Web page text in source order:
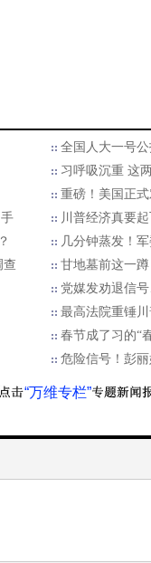
全国人大一号
习呼吸沉重 这
重磅！美国正
川普经济真要
几分钟蒸发！
查
甘地墓前这一
党媒发劝退信
最高法院重锤
春节成了习的“
危险信号！彭
“万维专栏”